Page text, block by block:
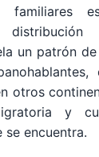
familiares
distribución
un patrón
otros
y
se encuentra.